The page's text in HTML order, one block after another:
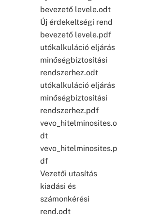
bevezető levele.odt
Új érdekeltségi rend
bevezető levele.pdf
utókalkuláció eljárás
minőségbiztosítási
rendszerhez.odt
utókalkuláció eljárás
minőségbiztosítási
rendszerhez.pdf
vevo_hitelminosites.o
dt
vevo_hitelminosites.p
df
Vezetői utasítás
kiadási és
számonkérési
rend.odt